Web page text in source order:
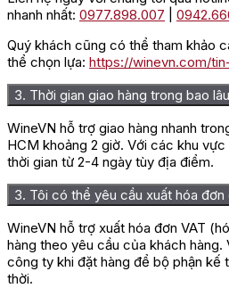
nhanh nhất: 0977.898.007
Quý khách cũng có thể tham khảo
thể chọn lựa: https://winevn.com/
3. Thời gian giao hàng trong bao
WineVN hỗ trợ giao hàng nhanh
HCM khoảng 2 giờ. Với các khu
thời gian từ 2-4 ngày tùy địa điểm.
3. Tôi có thể yêu cầu xuất hóa đơn
WineVN hỗ trợ xuất hóa đơn VAT
hàng theo yêu cầu của khách
công ty khi đặt hàng để bộ phận kế
thời.